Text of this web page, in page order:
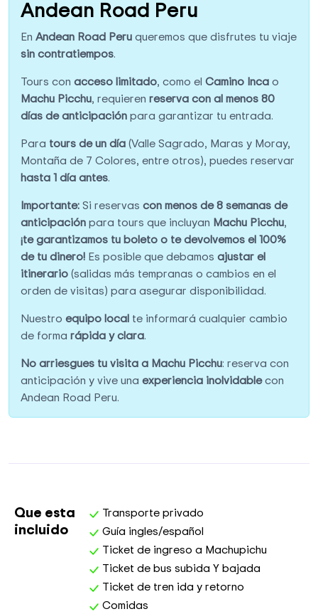
Andean Road Peru
En Andean Road Peruqueremos que disfrutes tu viaje
sin contratiempos.
Tours con acceso limitado, como el Camino Incao
Machu Picchu, requieren reserva con al menos 80
días de anticipaciónpara garantizar tu entrada.
Para tours de un día(Valle Sagrado, Maras y Moray,
Montaña de 7 Colores, entre otros), puedes reservar
hasta 1 día antes.
Importante:Si reservas con menos de 8 semanas de
anticipaciónpara tours que incluyan Machu Picchu,
¡te garantizamos tu boleto o te devolvemos el 100%
de tu dinero! Es posible que debamos ajustar el
itinerario(salidas más tempranas o cambios en el
orden de visitas) para asegurar disponibilidad.
Nuestro equipo local te informará cualquier cambio
de forma rápida y clara.
No arriesgues tu visita a Machu Picchu: reserva con
anticipación y vive una experiencia inolvidablecon
Andean Road Peru.
Que esta
incluido
Transporte privado
Guía ingles/español
Ticket de ingreso a Machupichu
Ticket de bus subida Y bajada
Ticket de tren ida y retorno
Comidas